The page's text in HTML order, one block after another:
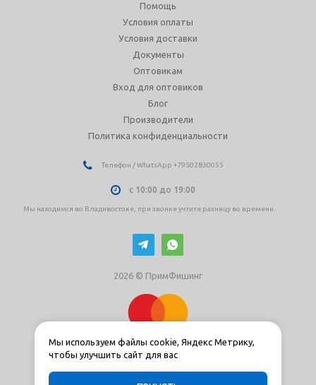
Помощь
Условия оплаты
Условия доставки
Документы
Оптовикам
Вход для оптовиков
Блог
Производители
Политика конфиденциальности
Телефон / WhatsApp +79502830055
с 10:00 до 19:00
Мы находимся во Владивостоке, при звонке учтите разницу во времени.
2026 © ПримФишинг
Мы используем файлы cookie, Яндекс Метрику,
чтобы улучшить сайт для вас